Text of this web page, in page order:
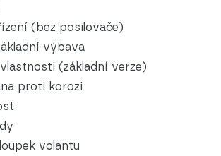
(bez posilovače)
výbava
(základní verze)
proti korozi
volantu